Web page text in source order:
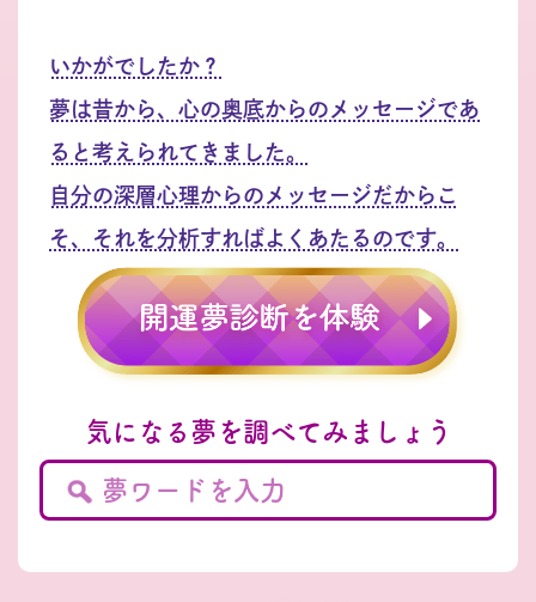
いかがでしたか？
夢は昔から、心の奥底からのメッセージであ
ると考えられてきました。
自分の深層心理からのメッセージだからこ
そ、それを分析すればよくあたるのです。
気になる夢を調べてみましょう